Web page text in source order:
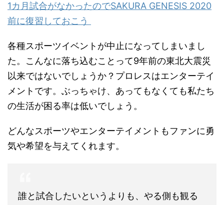
1カ月試合がなかったのでSAKURA GENESIS 2020
前に復習しておこう
各種スポーツイベントが中止になってしまいまし
た。こんなに落ち込むことって9年前の東北大震災
以来ではないでしょうか？プロレスはエンターテイ
メントです。ぶっちゃけ、あってもなくても私たち
の生活が困る率は低いでしょう。
どんなスポーツやエンターテイメントもファンに勇
気や希望を与えてくれます。
誰と試合したいというよりも、やる側も観る